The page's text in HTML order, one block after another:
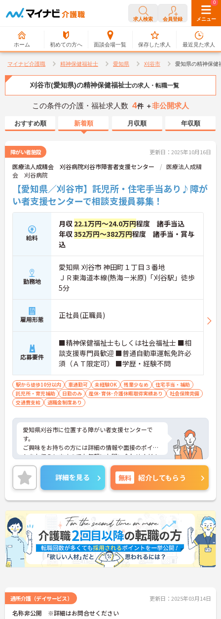
求人検索 会員登録 メニュー
ホーム 初めての方へ 面談会場一覧
0
保存した求人
0
最近見た求人
マイナビ介護職 精神保健福祉士 愛知県 刈谷市 愛知県の精神保健
刈谷市(愛知県)の精神保健福祉士の求人・転職一覧
この条件の介護・福祉求人数 4件 ＋非公開求人
おすすめ順 新着順 月収順 年収順
障がい者施設 更新日：2025年10月16日
医療法人成精会 刈谷病院刈谷市障害者支援センター
医療法人成精
会 刈谷病院
【愛知県／刈谷市】託児所・住宅手当あり♪障が
い者支援センターで相談支援員募集！
給料
月収 22.1万円～24.0万円程度 諸手当込
年収352万円～382万円程度 諸手当・賞与
込
勤務地
愛知県 刈谷市 神田町１丁目３番地
ＪＲ東海道本線(熱海－米原)「刈谷駅」徒歩
5分
雇用形態 正社員(正職員)
応募要件
■精神保健福祉士もしくは社会福祉士 ■相
談支援専門員歓迎 ■普通自動車運転免許必
須（ＡＴ限定可） ■学歴・経験不問
駅から徒歩10分以内 車通勤可 未経験OK 残業少なめ
住宅手当・補助
託児所・育児補助
日勤のみ 産休･育休･介護休暇取得実績あり
社会保険完備
交通費支給
退職金制度あり
愛知県刈谷市に位置する障がい者支援センターで
す。
ご興味をお持ちの方には詳細の情報や面接のポイン
トをお伝えしますのでお気軽にお問い合わせくださ
いませ。
詳細を見る 無料 紹介してもらう
通所介護（デイサービス） 更新日：2025年03月14日
名称非公開 ※詳細はお問合せください